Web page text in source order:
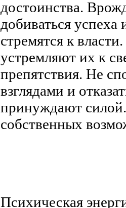
достоинства.
добиваться
стремятся к
устремляют их к
препятствия. Не
взглядами и
принуждают
собственных
Психическая